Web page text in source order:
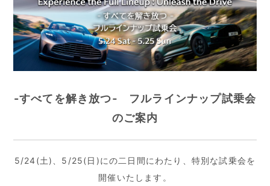
-すべてを解き放つ‐ フルラインナップ試乗会
のご案内
5/24(土)、5/25(日)にの二日間にわたり、特別な試乗会を
開催いたします。